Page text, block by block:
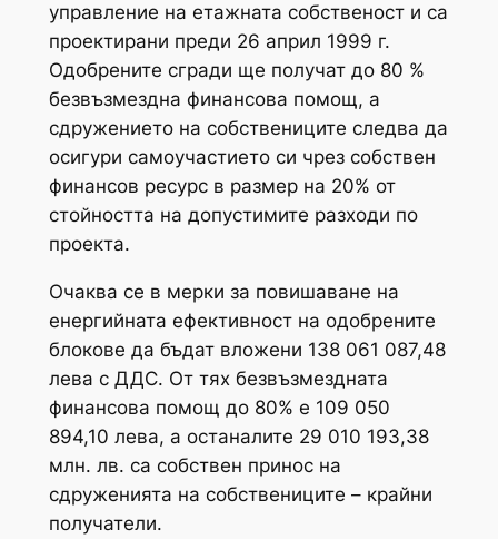
управление на етажната собственост и са
проектирани преди 26 април 1999 г.
Одобрените сгради ще получат до 80 %
безвъзмездна финансова помощ, а
сдружението на собствениците следва да
осигури самоучастието си чрез собствен
финансов ресурс в размер на 20% от
стойността на допустимите разходи по
проекта.
Очаква се в мерки за повишаване на
енергийната ефективност на одобрените
блокове да бъдат вложени 138 061 087,48
лева с ДДС. От тях безвъзмездната
финансова помощ до 80% е 109 050
894,10 лева, а останалите 29 010 193,38
млн. лв. са собствен принос на
сдруженията на собствениците – крайни
получатели.